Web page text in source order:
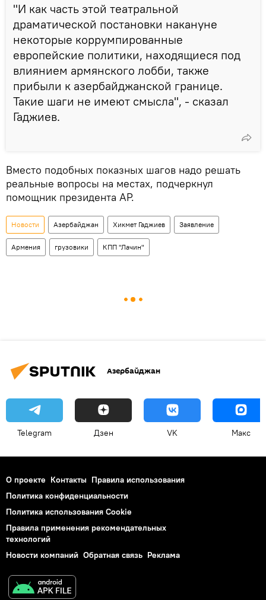
"И как часть этой театральной
драматической постановки накануне
некоторые коррумпированные
европейские политики, находящиеся под
влиянием армянского лобби, также
прибыли к азербайджанской границе.
Такие шаги не имеют смысла", - сказал
Гаджиев.
Вместо подобных показных шагов надо решать
реальные вопросы на местах, подчеркнул
помощник президента АР.
Новости Азербайджан Хикмет Гаджиев Заявление
Армения грузовики КПП "Лачин"
Азербайджан
Telegram Дзен VK Макс
О проекте Контакты Правила использования
Политика конфиденциальности
Политика использования Cookie
Правила применения рекомендательных
технологий
Новости компаний Обратная связь Реклама